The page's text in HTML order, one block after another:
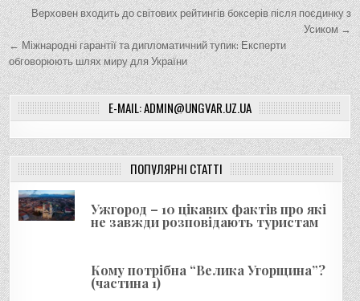
Н
а
в
і
г
а
ц
і
я
з
а
п
и
Верховен входить до світових рейтингів боксерів після поєдинку з
Усиком →
← Міжнародні гарантії та дипломатичний тупик: Експерти
обговорюють шлях миру для України
E-MAIL: ADMIN@UNGVAR.UZ.UA
ПОПУЛЯРНІ СТАТТІ
Ужгород – 10 цікавих фактів про які
не завжди розповідають туристам
Кому потрібна “Велика Угорщина”?
(частина 1)